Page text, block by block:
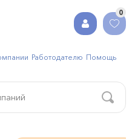
0
Работодателю Помощь